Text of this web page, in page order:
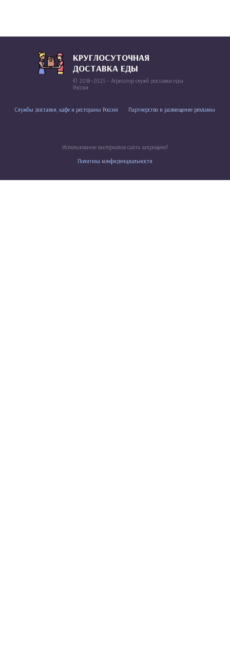
КРУГЛОСУТОЧНАЯ
ДОСТАВКА ЕДЫ
© 2018–2025 – Агрегатор служб доставки еды
России
Службы доставки, кафе и рестораны России Партнерство и размещение рекламы
Использование материалов сайта запрещено!
Политика конфиденциальности